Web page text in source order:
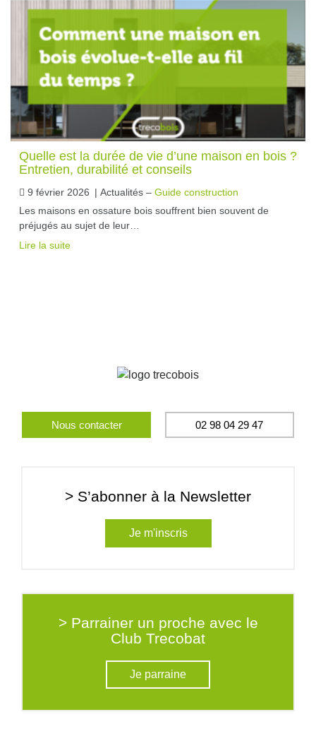
Quelle est la durée de vie d’une maison en bois ?
Entretien, durabilité et conseils
9 février 2026 | Actualités – Guide construction
Les maisons en ossature bois souffrent bien souvent de
préjugés au sujet de leur…
Lire la suite
Nous contacter 02 98 04 29 47
> S’abonner à la Newsletter
Je m'inscris
> Parrainer un proche avec le
Club Trecobat
Je parraine